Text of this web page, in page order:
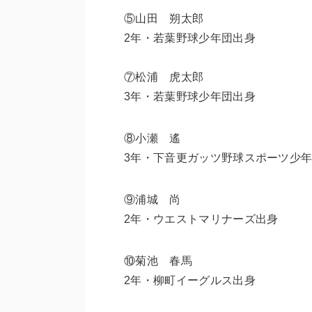
⑤山田 朔太郎
2年・若葉野球少年団出身
⑦松浦 虎太郎
3年・若葉野球少年団出身
⑧小瀬 遙
3年・下音更ガッツ野球スポーツ少
⑨浦城 尚
2年・ウエストマリナーズ出身
⑩菊池 春馬
2年・柳町イーグルス出身